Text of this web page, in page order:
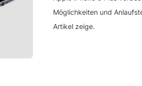
Möglichkeiten und
Artikel zeige.